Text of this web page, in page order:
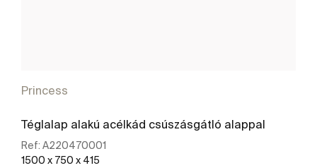
Princess
Téglalap alakú acélkád csúszásgátló alappal
Ref: A220470001
1500 x 750 x 415